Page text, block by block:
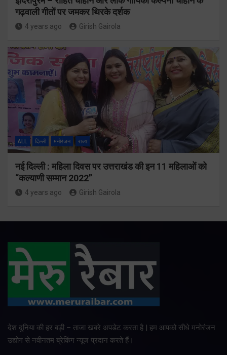
गढ़वाली गीतों पर जमकर थिरके दर्शक
4 years ago Girish Gairola
ALL दिल्ली मनोरंजन राज्य
नई दिल्ली : महिला दिवस पर उत्तराखंड की इन 11 महिलाओं को
“कल्याणी सम्मान 2022”
4 years ago Girish Gairola
देश दुनिया की हर बड़ी – ताजा खबरे अपडेट करता है | हम आपको सीधे मनोरंजन
उद्योग से नवीनतम ब्रेकिंग न्यूज प्रदान करते हैं।